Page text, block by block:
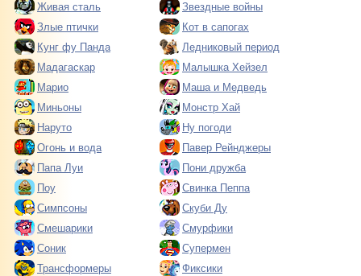
Живая сталь
Звездные войны
Злые птички
Кот в сапогах
Кунг фу Панда
Ледниковый период
Мадагаскар
Малышка Хейзел
Марио
Маша и Медведь
Миньоны
Монстр Хай
Наруто
Ну погоди
Огонь и вода
Павер Рейнджеры
Папа Луи
Пони дружба
Поу
Свинка Пеппа
Симпсоны
Скуби Ду
Смешарики
Смурфики
Соник
Супермен
Трансформеры
Фиксики